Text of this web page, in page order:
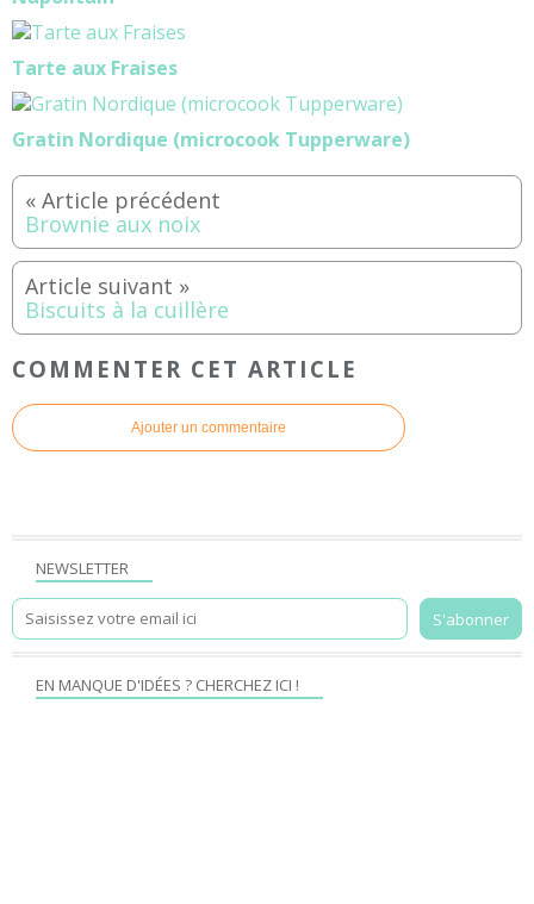
Tarte aux Fraises
Gratin Nordique (microcook Tupperware)
Brownie aux noix
Biscuits à la cuillère
COMMENTER CET ARTICLE
Ajouter un commentaire
NEWSLETTER
EN MANQUE D'IDÉES ? CHERCHEZ ICI !